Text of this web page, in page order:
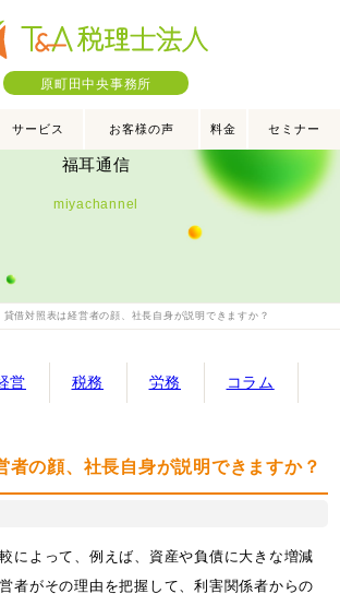
原町田中央事務所
サービス お客様の声 料金 セミナー
福耳通信
miyachannel
借対照表は経営者の顔、社長自身が説明できますか？
営 税務 労務 コラム
者の顔、社長自身が説明できますか？
によって、例えば、資産や負債に大きな増減
者がその理由を把握して、利害関係者からの